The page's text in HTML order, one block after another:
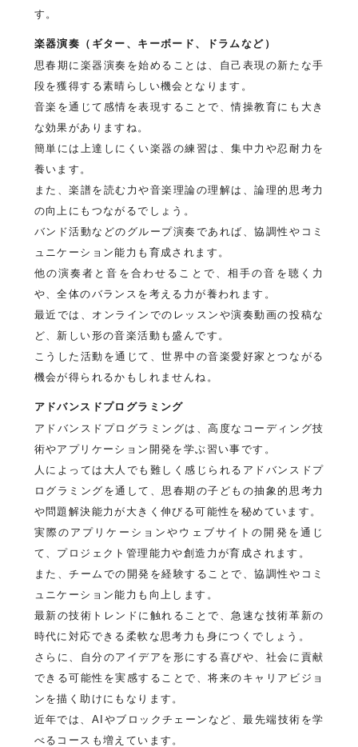
す。
楽器演奏（ギター、キーボード、ドラムなど）
思春期に楽器演奏を始めることは、自己表現の新たな手
段を獲得する素晴らしい機会となります。
音楽を通じて感情を表現することで、情操教育にも大き
な効果がありますね。
簡単には上達しにくい楽器の練習は、集中力や忍耐力を
養います。
また、楽譜を読む力や音楽理論の理解は、論理的思考力
の向上にもつながるでしょう。
バンド活動などのグループ演奏であれば、協調性やコミ
ュニケーション能力も育成されます。
他の演奏者と音を合わせることで、相手の音を聴く力
や、全体のバランスを考える力が養われます。
最近では、オンラインでのレッスンや演奏動画の投稿な
ど、新しい形の音楽活動も盛んです。
こうした活動を通じて、世界中の音楽愛好家とつながる
機会が得られるかもしれませんね。
アドバンスドプログラミング
アドバンスドプログラミングは、高度なコーディング技
術やアプリケーション開発を学ぶ習い事です。
人によっては大人でも難しく感じられるアドバンスドプ
ログラミングを通して、思春期の子どもの抽象的思考力
や問題解決能力が大きく伸びる可能性を秘めています。
実際のアプリケーションやウェブサイトの開発を通じ
て、プロジェクト管理能力や創造力が育成されます。
また、チームでの開発を経験することで、協調性やコミ
ュニケーション能力も向上します。
最新の技術トレンドに触れることで、急速な技術革新の
時代に対応できる柔軟な思考力も身につくでしょう。
さらに、自分のアイデアを形にする喜びや、社会に貢献
できる可能性を実感することで、将来のキャリアビジョ
ンを描く助けにもなります。
近年では、AIやブロックチェーンなど、最先端技術を学
べるコースも増えています。